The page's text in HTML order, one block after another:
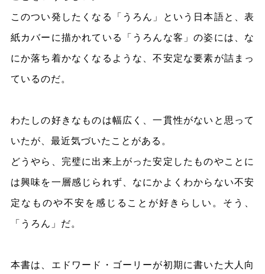
このつい発したくなる「うろん」という日本語と、表
紙カバーに描かれている「うろんな客」の姿には、な
にか落ち着かなくなるような、不安定な要素が詰まっ
ているのだ。
わたしの好きなものは幅広く、一貫性がないと思って
いたが、最近気づいたことがある。
どうやら、完璧に出来上がった安定したものやことに
は興味を一層感じられず、なにかよくわからない不安
定なものや不安を感じることが好きらしい。そう、
「うろん」だ。
本書は、エドワード・ゴーリーが初期に書いた大人向